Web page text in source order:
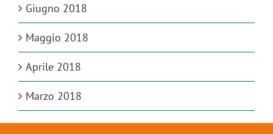
Giugno 2018
Maggio 2018
Aprile 2018
Marzo 2018